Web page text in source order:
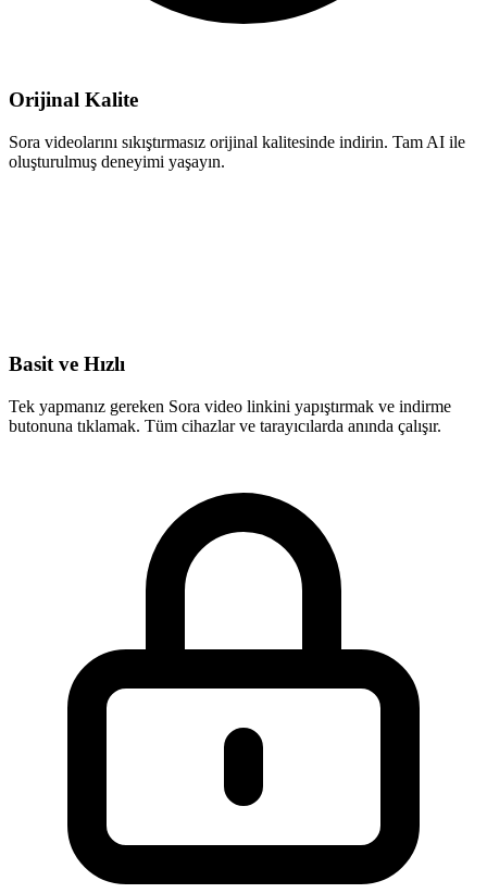
Orijinal Kalite
Sora videolarını sıkıştırmasız orijinal kalitesinde indirin. Tam AI ile
oluşturulmuş deneyimi yaşayın.
Basit ve Hızlı
Tek yapmanız gereken Sora video linkini yapıştırmak ve indirme
butonuna tıklamak. Tüm cihazlar ve tarayıcılarda anında çalışır.